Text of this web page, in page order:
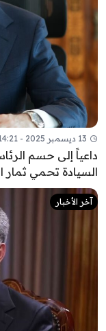
13 ديسمبر 2025 - 14:21
داعياً إلى حسم
السيادة تحمي ثمار
آخر الأخبار